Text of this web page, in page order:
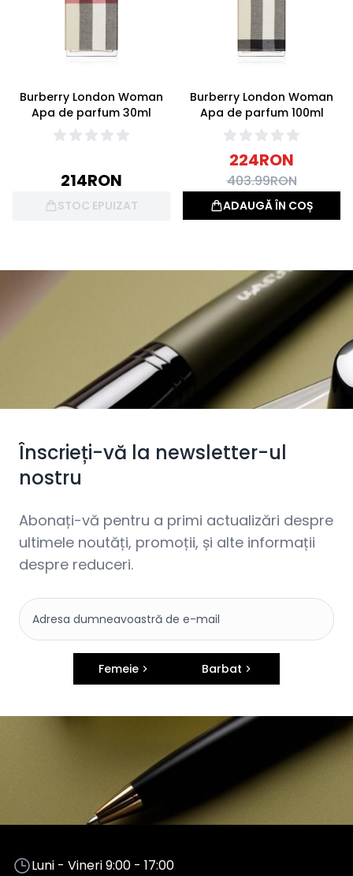
Burberry London Woman
Apa de parfum 30ml
214RON
STOC EPUIZAT
Burberry London Woman
Apa de parfum 100ml
224RON
403.99RON
ADAUGĂ ÎN COȘ
Înscrieți-vă la newsletter-ul
nostru
Abonați-vă pentru a primi actualizări despre
ultimele noutăți, promoții, și alte informații
despre reduceri.
Femeie Barbat
Luni - Vineri 9:00 - 17:00